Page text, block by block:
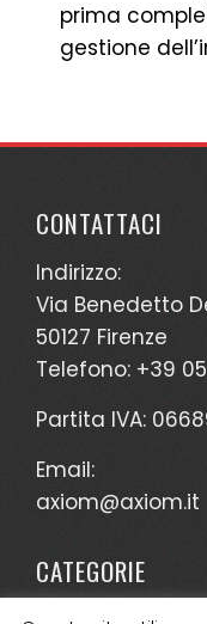
prima
gestione
CONTATTACI
Indirizzo:
Via Benedetto
50127 Firenze
Telefono: +39
Partita IVA:
Email:
axiom@axiom.it
CATEGORIE